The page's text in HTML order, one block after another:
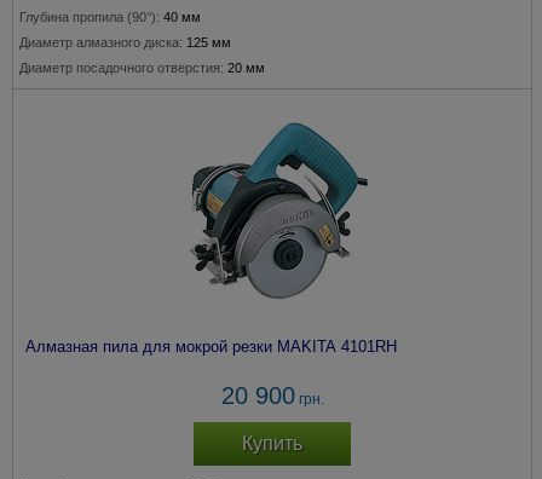
Глубина пропила (90°): 40 мм
Диаметр алмазного диска: 125 мм
Диаметр посадочного отверстия: 20 мм
Алмазная пила для мокрой резки MAKITA 4101RH
20 900грн.
Купить